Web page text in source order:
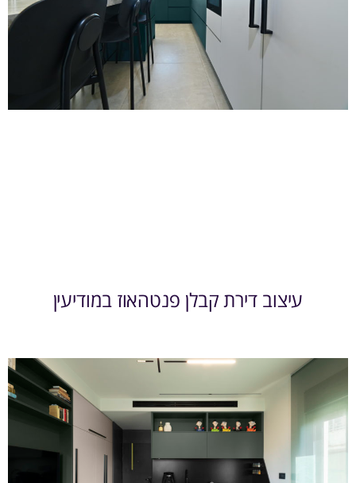
עיצוב דירת קבלן פנטהאוז במודיעין